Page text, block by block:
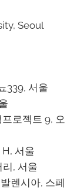
Seoul
339, 서울
로젝트 9, 오
서울
리, 서울
렌시아, 스페